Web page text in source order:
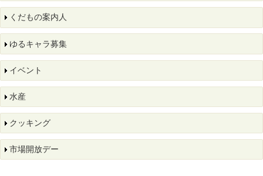
くだもの案内人
ゆるキャラ募集
イベント
水産
クッキング
市場開放デー